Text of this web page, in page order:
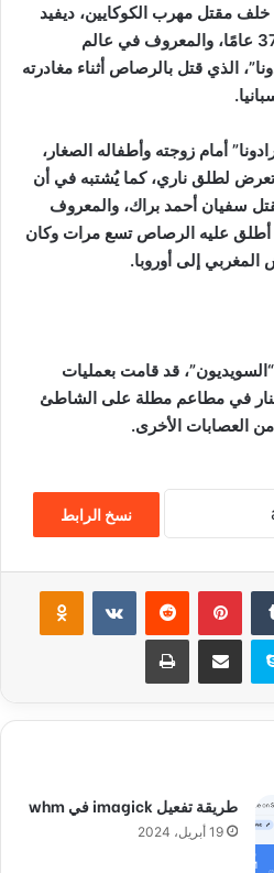
مقتل مهرب الكوكايين، ديفيد
أفيلا راموس، البالغ من العمر 37 عامًا، والمعروف في عالم
الذي قتل بالرصاص أثناء مغادرته
أمام زوجته وأطفاله الصغار،
تعرض لطلق ناري، كما يُشتبه في أن
سفيان أحمد براك، والمعروف
أطلق عليه الرصاص تسع مرات وكان
إلى أوروبا.
قد قامت بعمليات
في مطاعم مطلة على الشاطئ
العصابات الأخرى.
نسخ الرابط
بينتيريست
سكايب
طريقة تفعيل imagick في whm
19 أبريل، 2024